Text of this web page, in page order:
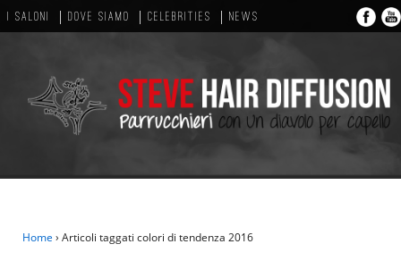
I SALONI DOVE SIAMO CELEBRITIES NEWS
Home › Articoli taggati colori di tendenza 2016